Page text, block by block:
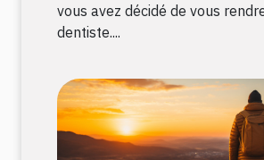
vous avez décidé de vous
dentiste....